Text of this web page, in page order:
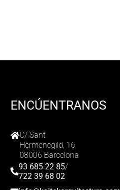
ENCÚENTRANOS
C/ Sant
Hermenegild, 16
08006 Barcelona
93 685 22 85/
722 39 68 02